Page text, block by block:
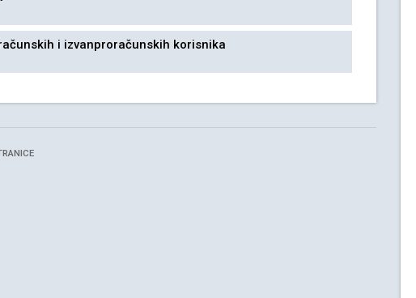
i izvanproračunskih korisnika